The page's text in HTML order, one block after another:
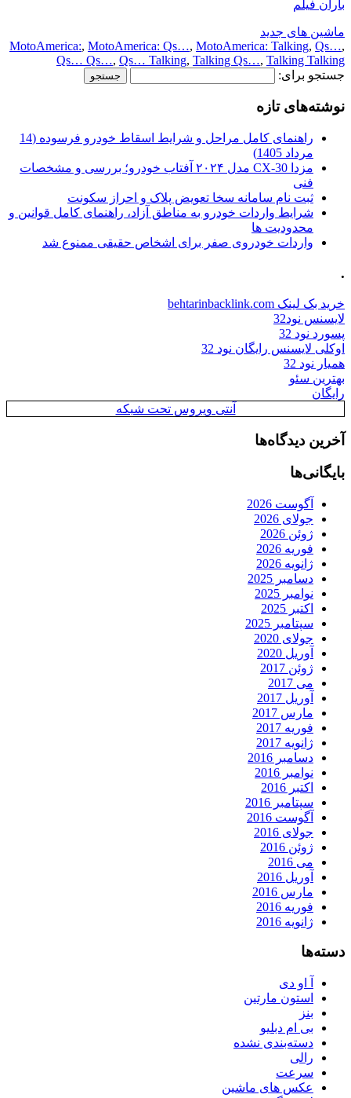
باران فیلم
ماشین های جدید
MotoAmerica:, MotoAmerica: Qs…, MotoAmerica: Talking, Qs…,
Qs… Qs…, Qs… Talking, Talking Qs…, Talking Talking
جستجو برای:
نوشته‌های تازه
راهنمای کامل مراحل و شرایط اسقاط خودرو فرسوده (14
مرداد 1405)
مزدا CX-30 مدل ۲۰۲۴ آفتاب خودرو؛ بررسی و مشخصات
فنی
ثبت نام سامانه سخا تعویض پلاک و احراز سکونت
شرایط واردات خودرو به مناطق آزاد، راهنمای کامل قوانین و
محدودیت ها
واردات خودروی صفر برای اشخاص حقیقی ممنوع شد
.
خرید بک لینک behtarinbacklink.com
لایسنس نود32
پسورد نود 32
اوکلی لایسنس رایگان نود 32
همیار نود 32
بهترین سئو
رایگان
آنتی ویروس تحت شبکه
آخرین دیدگاه‌ها
بایگانی‌ها
آگوست 2026
جولای 2026
ژوئن 2026
فوریه 2026
ژانویه 2026
دسامبر 2025
نوامبر 2025
اکتبر 2025
سپتامبر 2025
جولای 2020
آوریل 2020
ژوئن 2017
می 2017
آوریل 2017
مارس 2017
فوریه 2017
ژانویه 2017
دسامبر 2016
نوامبر 2016
اکتبر 2016
سپتامبر 2016
آگوست 2016
جولای 2016
ژوئن 2016
می 2016
آوریل 2016
مارس 2016
فوریه 2016
ژانویه 2016
دسته‌ها
آ او دی
استون مارتین
بنز
بی ام دبلیو
دسته‌بندی نشده
رالی
سرعت
عکس های ماشین